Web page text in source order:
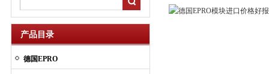
产品目录
德国EPRO